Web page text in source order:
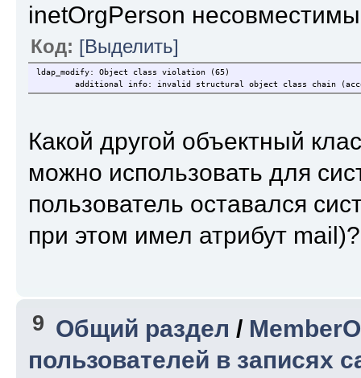
inetOrgPerson
Код: [Выделить]
ldap_modify: Object class violation (65)
additional info: invalid structural object class chain
Какой другой объектный
можно использовать для
пользователь оставался
при этом имел атрибут mail)?
9 Общий раздел /
пользователей в записях